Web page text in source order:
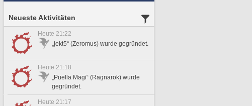
Neueste Aktivitäten
Heute 21:22
„jekt5“ (Zeromus) wurde gegründet.
Heute 21:18
„Puella Magi“ (Ragnarok) wurde
gegründet.
Heute 21:17